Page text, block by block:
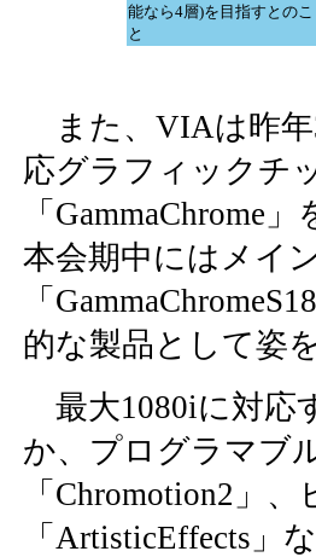
能なら4層)を目指すとのこ
と
また、VIAは昨年
応グラフィックチ
「GammaChrome
本会期中にはメイ
「
的な製品として姿
最大1080iに対応
か、プログラマブ
「Chromotion2」
「ArtisticEffects」